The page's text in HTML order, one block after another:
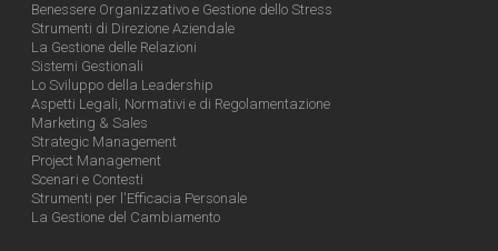
Benessere Organizzativo e Gestione dello Stress
Strumenti di Direzione Aziendale
La Gestione delle Relazioni
Sistemi Gestionali
Lo Sviluppo della Leadership
Aspetti Legali, Normativi e di Regolamentazione
Marketing & Sales
Strategic Management
Project Management
Scenari e Contesti
Strumenti per l'Efficacia Personale
La Gestione del Cambiamento